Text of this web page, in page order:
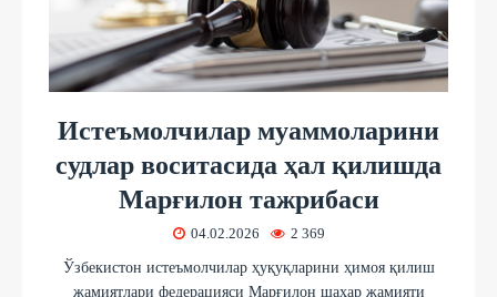
Истеъмолчилар муаммоларини
судлар воситасида ҳал қилишда
Марғилон тажрибаси
04.02.2026 2 369
Ўзбекистон истеъмолчилар ҳуқуқларини ҳимоя қилиш
жамиятлари федерацияси Марғилон шаҳар жамияти